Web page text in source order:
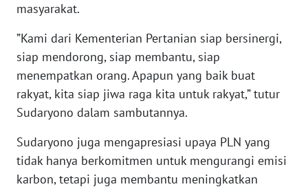
masyarakat.
”Kami dari Kementerian Pertanian siap bersinergi,
siap mendorong, siap membantu, siap
menempatkan orang. Apapun yang baik buat
rakyat, kita siap jiwa raga kita untuk rakyat,” tutur
Sudaryono dalam sambutannya.
Sudaryono juga mengapresiasi upaya PLN yang
tidak hanya berkomitmen untuk mengurangi emisi
karbon, tetapi juga membantu meningkatkan
WN
WN
LAMPUNG
WN
WN
NUSANTARA